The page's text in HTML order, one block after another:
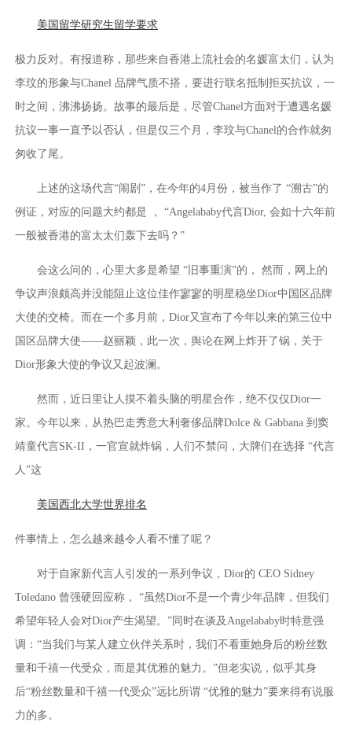
美国留学研究生留学要求
极力反对。有报道称，那些来自香港上流社会的名媛富太们，认为
李玟的形象与Chanel 品牌气质不搭，要进行联名抵制拒买抗议，一
时之间，沸沸扬扬。故事的最后是，尽管Chanel方面对于遭遇名媛
抗议一事一直予以否认，但是仅三个月，李玟与Chanel的合作就匆
匆收了尾。
上述的这场代言“闹剧”，在今年的4月份，被当作了 “溯古”的
例证，对应的问题大约都是 ， “Angelababy代言Dior, 会如十六年前
一般被香港的富太太们轰下去吗？”
会这么问的，心里大多是希望 “旧事重演”的， 然而，网上的
争议声浪颇高并没能阻止这位佳作寥寥的明星稳坐Dior中国区品牌
大使的交椅。而在一个多月前，Dior又宣布了今年以来的第三位中
国区品牌大使——赵丽颖，此一次，舆论在网上炸开了锅，关于
Dior形象大使的争议又起波澜。
然而，近日里让人摸不着头脑的明星合作，绝不仅仅Dior一
家。今年以来，从热巴走秀意大利奢侈品牌Dolce & Gabbana 到窦
靖童代言SK-II，一官宣就炸锅，人们不禁问，大牌们在选择 “代言
人”这
美国西北大学世界排名
件事情上，怎么越来越令人看不懂了呢？
对于自家新代言人引发的一系列争议，Dior的 CEO Sidney
Toledano 曾强硬回应称， “虽然Dior不是一个青少年品牌，但我们
希望年轻人会对Dior产生渴望。”同时在谈及Angelababy时特意强
调：“当我们与某人建立伙伴关系时，我们不看重她身后的粉丝数
量和千禧一代受众，而是其优雅的魅力。”但老实说，似乎其身
后“粉丝数量和千禧一代受众”远比所谓 “优雅的魅力”要来得有说服
力的多。